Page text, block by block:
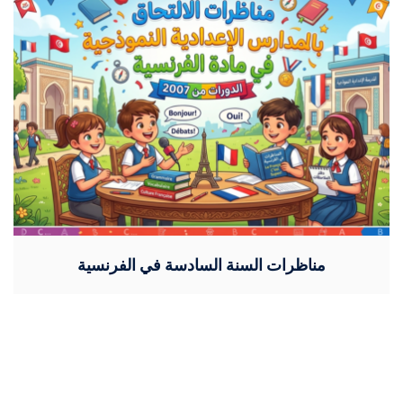
مناظرات السنة السادسة في الفرنسية